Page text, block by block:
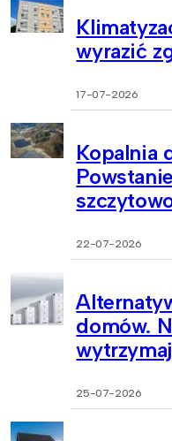
wyrazić
17-07-2026
Kopalnia
22-07-2026
domów.
25-07-2026